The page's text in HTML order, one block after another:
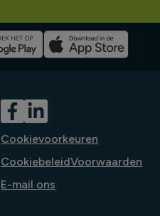
Cookievoorkeuren
CookiebeleidVoorwaarden
E-mail ons